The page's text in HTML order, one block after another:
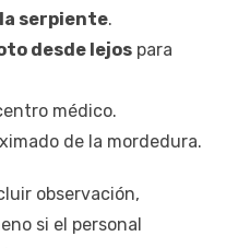
serpiente.
desde lejos para
médico.
de la mordedura.
observación,
si el personal